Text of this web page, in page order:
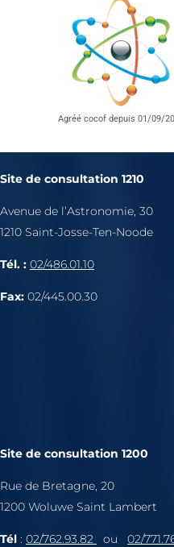
Agréé cocof depuis 01/09/
Site de consultation 1210
Avenue de l’Astronomie, 30
1210 Saint-Josse-Ten-Noode
Tél. : 02/486.01.10
Fax: 02/445.00.30
Site de consultation 1200
Rue de Bretagne, 20
1200 Woluwe Saint Lambert
Tél : 02/762.93.82 ou 02/